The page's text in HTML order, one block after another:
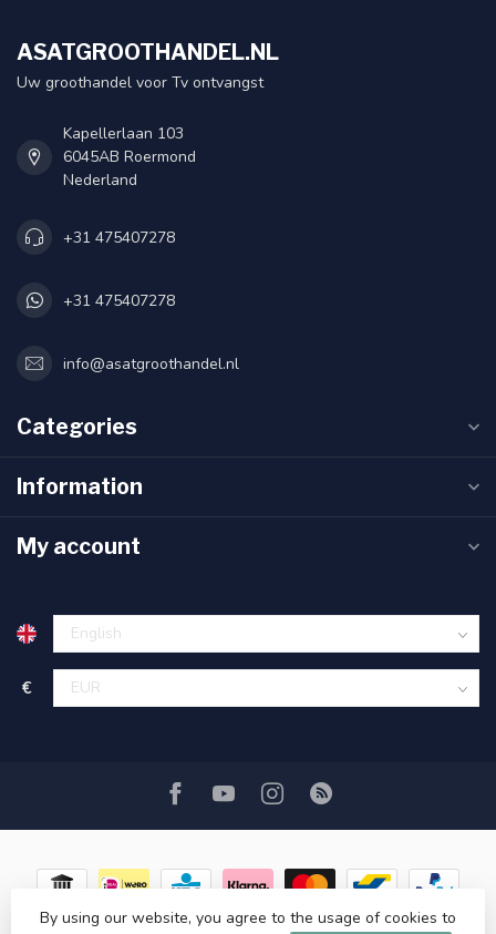
ASATGROOTHANDEL.NL
Uw groothandel voor Tv ontvangst
Kapellerlaan 103
6045AB Roermond
Nederland
+31 475407278
+31 475407278
info@asatgroothandel.nl
Categories
Information
My account
€
By using our website, you agree to the usage of cookies to